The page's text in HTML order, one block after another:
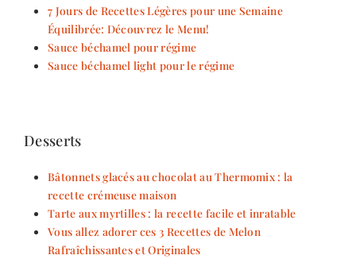
7 Jours de Recettes Légères pour une Semaine
Équilibrée: Découvrez le Menu!
Sauce béchamel pour régime
Sauce béchamel light pour le régime
Desserts
Bâtonnets glacés au chocolat au Thermomix : la
recette crémeuse maison
Tarte aux myrtilles : la recette facile et inratable
Vous allez adorer ces 3 Recettes de Melon
Rafraîchissantes et Originales